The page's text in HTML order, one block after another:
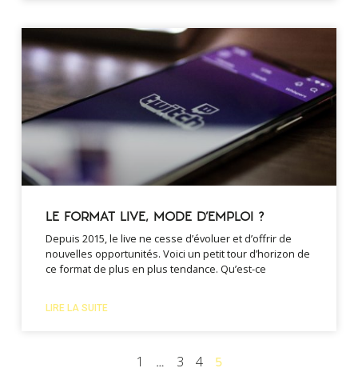
LE FORMAT LIVE, MODE D’EMPLOI ?
Depuis 2015, le live ne cesse d’évoluer et d’offrir de
nouvelles opportunités. Voici un petit tour d’horizon de
ce format de plus en plus tendance. Qu’est-ce
LIRE LA SUITE
1 … 3 4 5